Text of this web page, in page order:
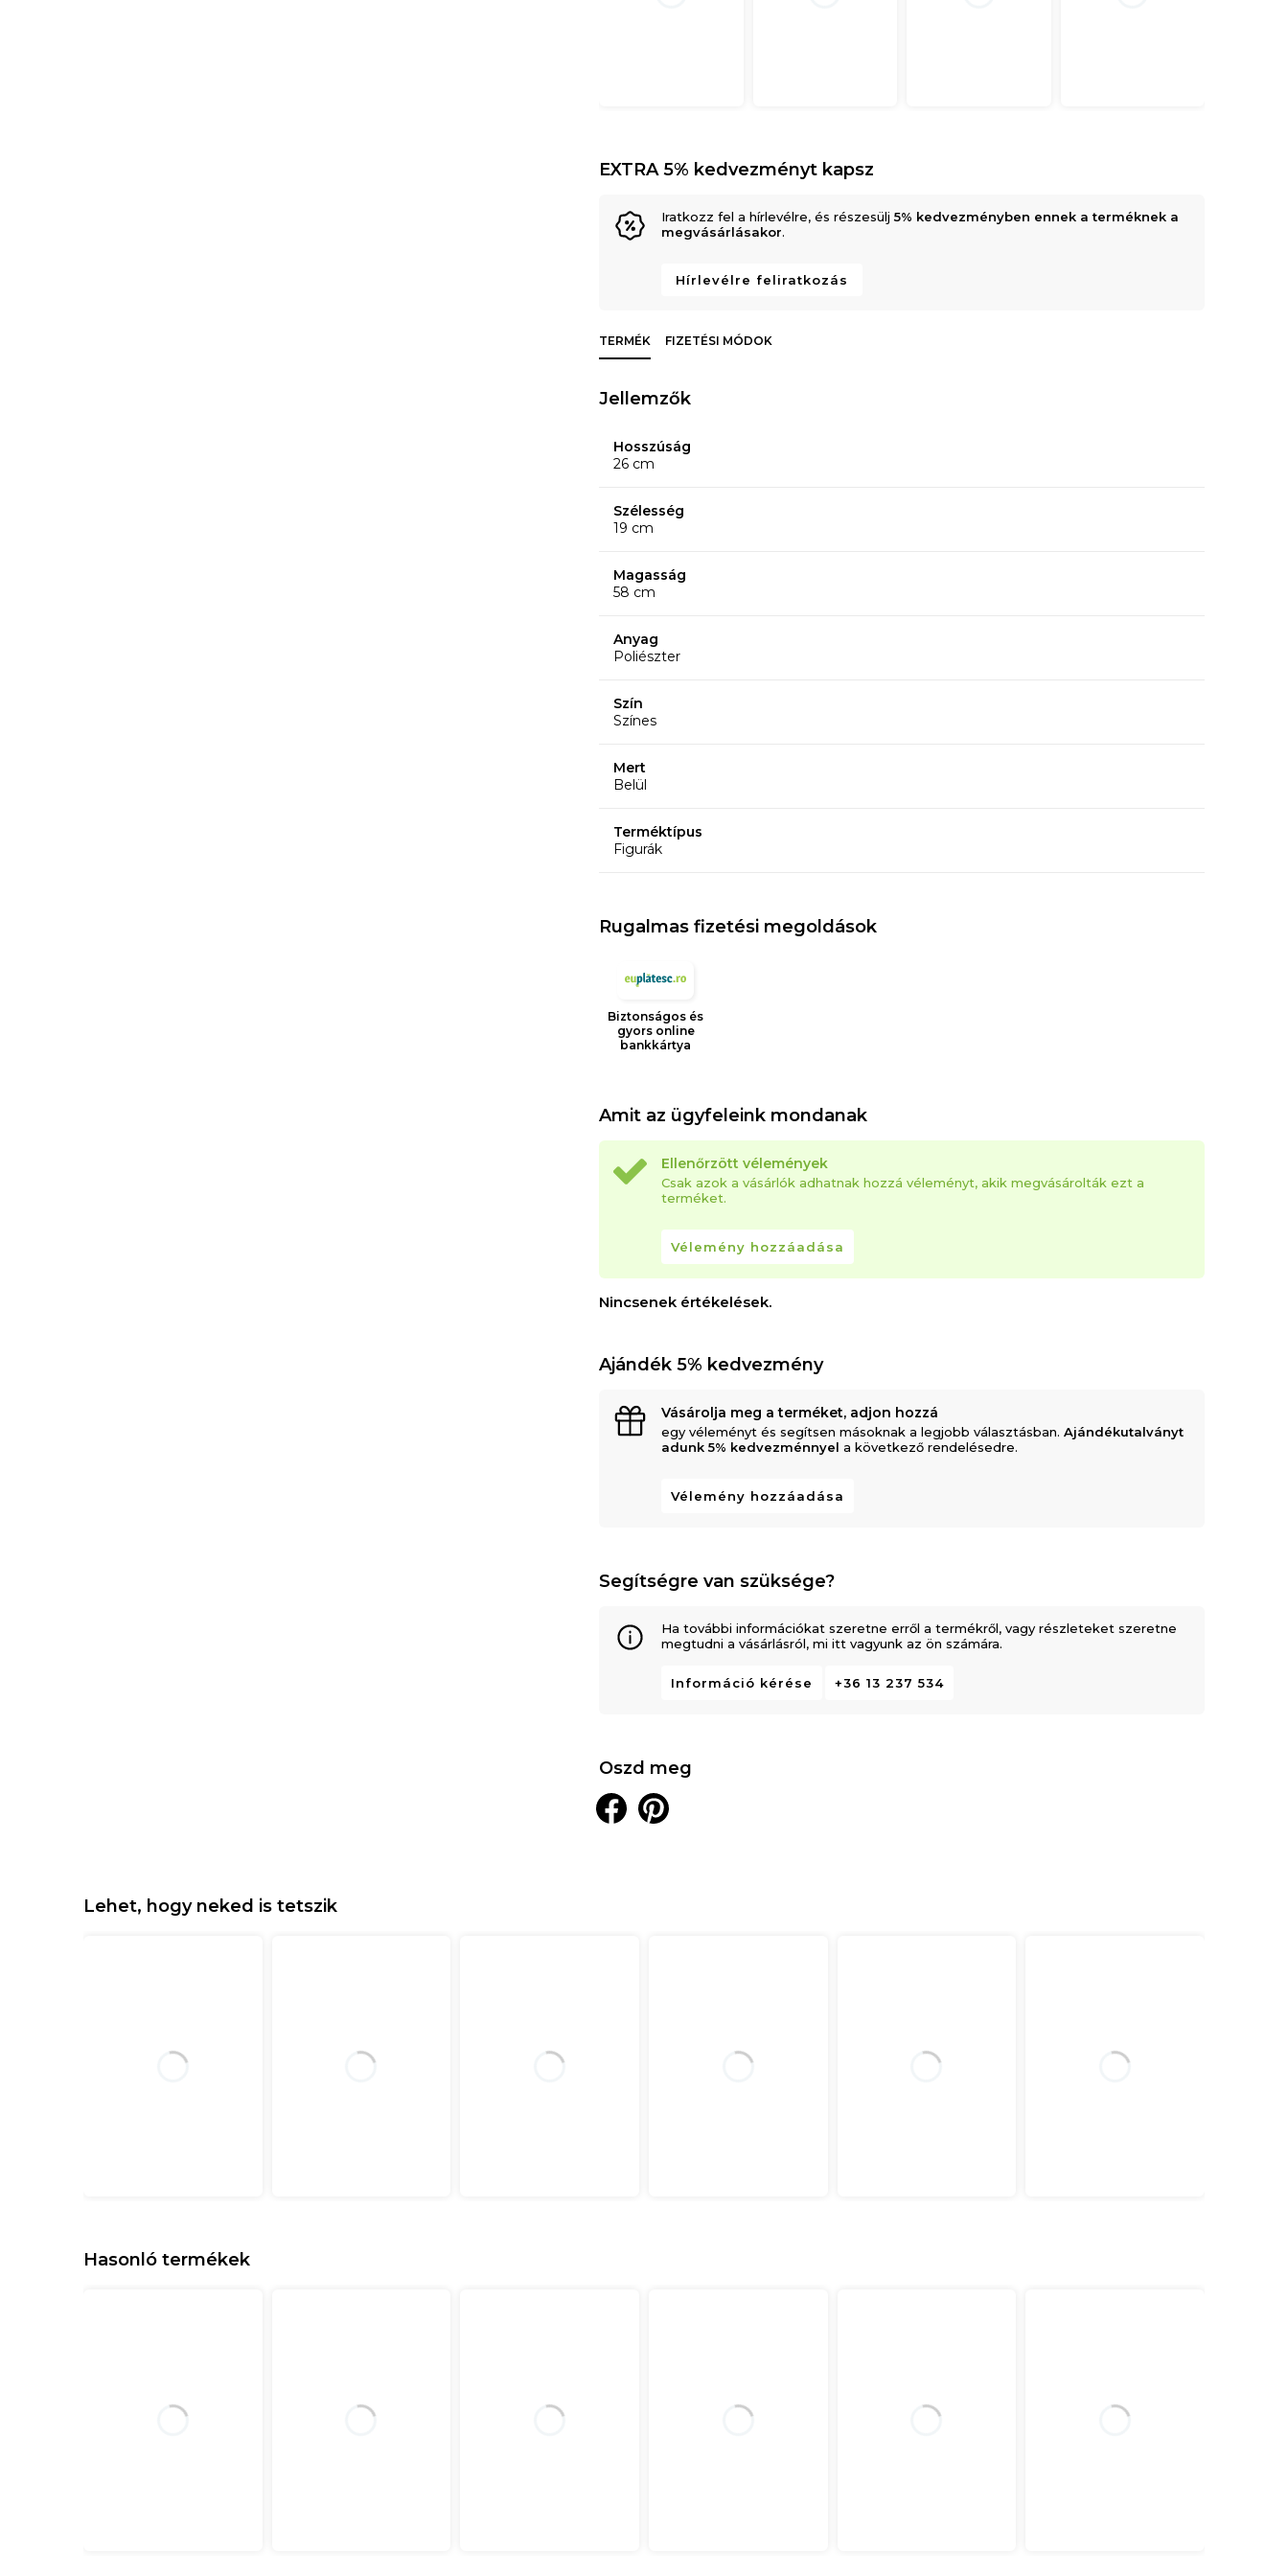
EXTRA 5% kedvezményt kapsz
Iratkozz fel a hírlevélre, és részesülj5% kedvezményben ennek a terméknek a
megvásárlásakor.
Hírlevélre feliratkozás
TERMÉK FIZETÉSI MÓDOK
Jellemzők
Hosszúság
26 cm
Szélesség
19 cm
Magasság
58 cm
Anyag
Poliészter
Szín
Színes
Mert
Belül
Terméktípus
Figurák
Rugalmas fizetési megoldások
Biztonságos és
gyors online
bankkártya
Amit az ügyfeleink mondanak
Ellenőrzött vélemények
Csak azok a vásárlók adhatnak hozzá véleményt, akik megvásárolták ezt a
terméket.
Vélemény hozzáadása
Nincsenek értékelések.
Ajándék 5% kedvezmény
Vásárolja meg a terméket, adjon hozzá
egy véleményt és segítsen másoknak a legjobb választásban.Ajándékutalványt
adunk 5% kedvezménnyel a következő rendelésedre.
Vélemény hozzáadása
Segítségre van szüksége?
Ha további információkat szeretne erről a termékről, vagy részleteket szeretne
megtudni a vásárlásról, mi itt vagyunk az ön számára.
Információ kérése +36 13 237 534
Oszd meg
Lehet, hogy neked is tetszik
Hasonló termékek